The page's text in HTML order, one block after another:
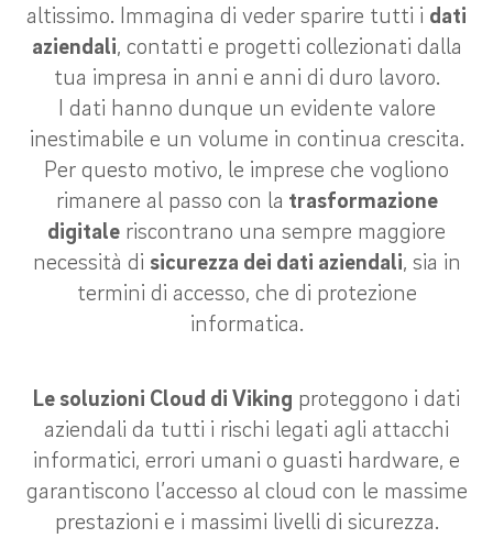
altissimo. Immagina di veder sparire tutti i dati
aziendali, contatti e progetti collezionati dalla
tua impresa in anni e anni di duro lavoro.
I dati hanno dunque un evidente valore
inestimabile e un volume in continua crescita.
Per questo motivo, le imprese che vogliono
rimanere al passo con la trasformazione
digitale riscontrano una sempre maggiore
necessità di sicurezza dei dati aziendali, sia in
termini di accesso, che di protezione
informatica.
Le soluzioni Cloud di Viking proteggono i dati
aziendali da tutti i rischi legati agli attacchi
informatici, errori umani o guasti hardware, e
garantiscono l’accesso al cloud con le massime
prestazioni e i massimi livelli di sicurezza.